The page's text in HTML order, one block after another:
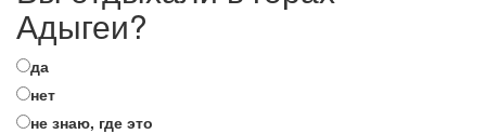
Адыгеи?
да
нет
не знаю, где это